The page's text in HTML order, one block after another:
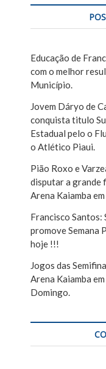
Educação de
com o melhor
Município.
Jovem Dáryo de
conquista titulo
Estadual pelo o
o Atlético Piaui.
Pião Roxo e
disputar a grande
Arena Kaiamba
Francisco Santos:
promove Semana
hoje !!!
Jogos das
Arena Kaiamba
Domingo.